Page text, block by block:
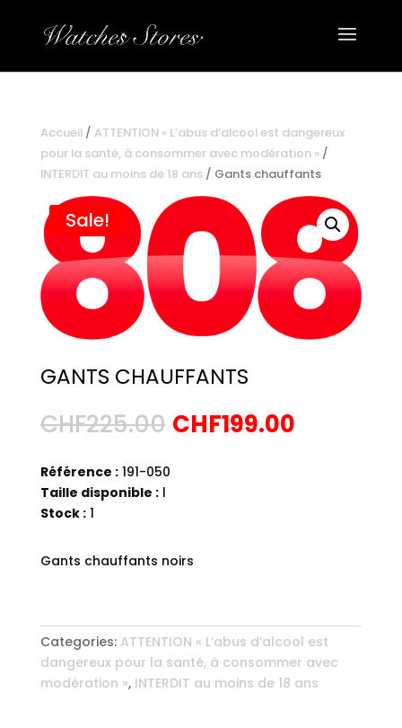
Accueil/ ATTENTION « L’abus d’alcool est dangereux
pour la santé, à consommer avec modération » /
INTERDIT au moins de 18 ans / Gants chauffants
Sale!
GANTS CHAUFFANTS
CHF225.00 CHF199.00
Référence :191-050
Taille disponible :l
Stock :1
Gants chauffants noirs
Categories: ATTENTION « L’abus d’alcool est
dangereux pour la santé, à consommer avec
modération », INTERDIT au moins de 18 ans